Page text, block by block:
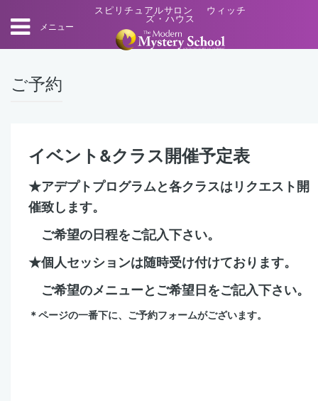
メニュー
スピリチュアルサロン ウィッチ
ズ・ハウス
ご予約
イベント&クラス開催予定表
★アデプトプログラムと各クラスはリクエスト開
催致します。
ご希望の日程をご記入下さい。
★個人セッションは随時受け付けております。
ご希望のメニューとご希望日をご記入下さい。
＊ページの一番下に、ご予約フォームがございます。